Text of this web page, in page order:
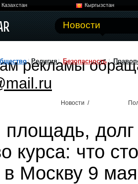
Казахстан
Кыргызстан
Новости
Религия Безопасность
рекламы
Новости /
площадь,
курса: что
в Москву 9 мая